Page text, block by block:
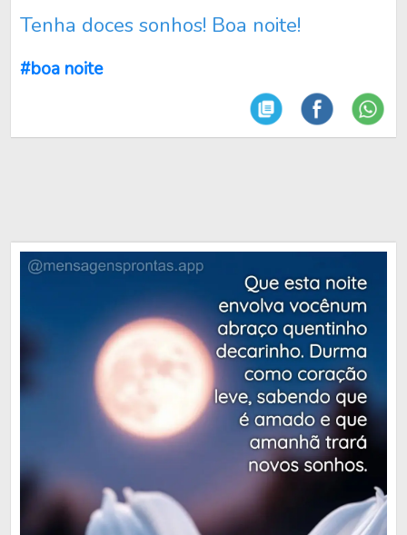
Tenha doces sonhos! Boa noite!
#boa noite